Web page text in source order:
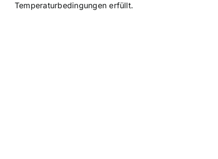
Temperaturbedingungen erfüllt.